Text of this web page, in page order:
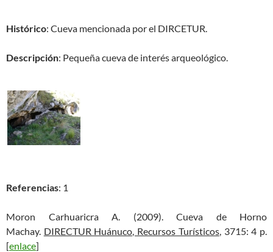
Histórico: Cueva mencionada por el DIRCETUR.
Descripción: Pequeña cueva de interés arqueológico.
Referencias: 1
Moron Carhuaricra A. (2009). Cueva de Horno
Machay. DIRECTUR Huánuco, Recursos Turísticos, 3715: 4 p.
[enlace]